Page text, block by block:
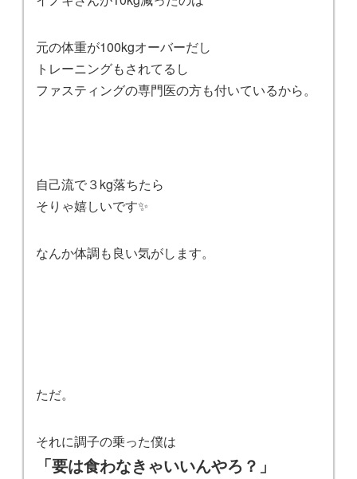
元の体重が100kgオーバーだし
トレーニングもされてるし
ファスティングの専門医の方も付いているから。
自己流で３kg落ちたら
そりゃ嬉しいです✨
なんか体調も良い気がします。
ただ。
それに調子の乗った僕は
「要は食わなきゃいいんやろ？」